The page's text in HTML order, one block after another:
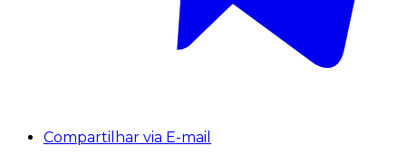
Compartilhar via E-mail